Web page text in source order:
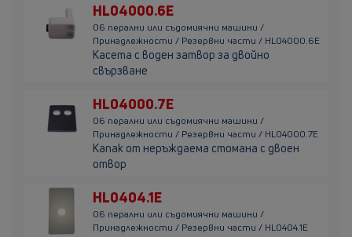
HL04000.6E
06 перални или съдомиячни машини /
Принадлежности / Резервни части / HL04000.6E
Касета с воден затвор за двойно
свързване
HL04000.7E
06 перални или съдомиячни машини /
Принадлежности / Резервни части / HL04000.7E
Капак от неръждаема стомана с двоен
отвор
HL0404.1E
06 перални или съдомиячни машини /
Принадлежности / Резервни части / HL0404.1E